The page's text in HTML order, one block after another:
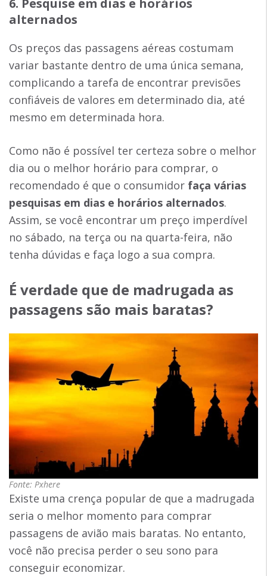
6. Pesquise em dias e horários
alternados
Os preços das passagens aéreas costumam
variar bastante dentro de uma única semana,
complicando a tarefa de encontrar previsões
confiáveis de valores em determinado dia, até
mesmo em determinada hora.
Como não é possível ter certeza sobre o melhor
dia ou o melhor horário para comprar, o
recomendado é que o consumidor faça várias
pesquisas em dias e horários alternados.
Assim, se você encontrar um preço imperdível
no sábado, na terça ou na quarta-feira, não
tenha dúvidas e faça logo a sua compra.
É verdade que de madrugada as
passagens são mais baratas?
Fonte: Pxhere
Existe uma crença popular de que a madrugada
seria o melhor momento para comprar
passagens de avião mais baratas. No entanto,
você não precisa perder o seu sono para
conseguir economizar.